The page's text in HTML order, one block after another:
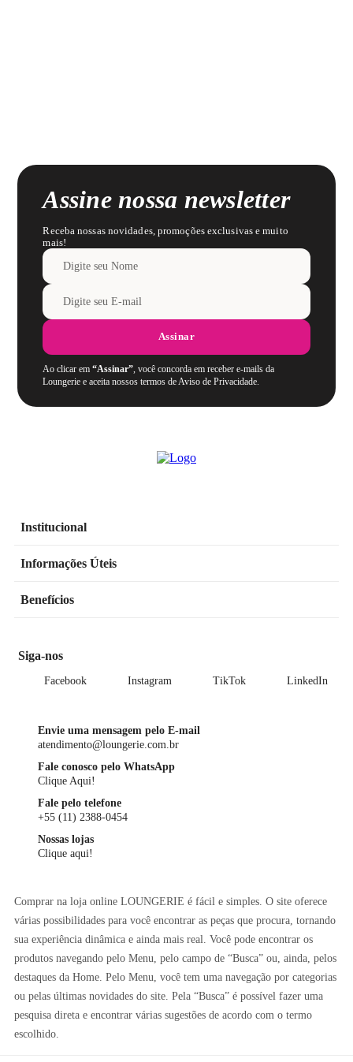
Assine nossa newsletter
Receba nossas novidades, promoções exclusivas e muito
mais!
Assinar
Ao clicar em“Assinar”, você concorda em receber e-mails da
Loungerie e aceita nossos termos de Aviso de Privacidade.
Institucional
Informações Úteis
Benefícios
Siga-nos
Facebook Instagram TikTok LinkedIn
Envie uma mensagem pelo E-mail
atendimento@loungerie.com.br
Fale conosco pelo WhatsApp
Clique Aqui!
Fale pelo telefone
+55 (11) 2388-0454
Nossas lojas
Clique aqui!
Comprar na loja online LOUNGERIE é fácil e simples. O site oferece
várias possibilidades para você encontrar as peças que procura, tornando
sua experiência dinâmica e ainda mais real. Você pode encontrar os
produtos navegando pelo Menu, pelo campo de “Busca” ou, ainda, pelos
destaques da Home. Pelo Menu, você tem uma navegação por categorias
ou pelas últimas novidades do site. Pela “Busca” é possível fazer uma
pesquisa direta e encontrar várias sugestões de acordo com o termo
escolhido.